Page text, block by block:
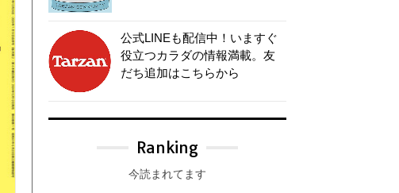
公式LINEも配信中！いますぐ
役立つカラダの情報満載。友
だち追加はこちらから
Ranking
今読まれてます